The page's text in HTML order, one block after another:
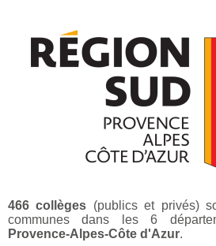
466 collèges (publics et privés)
communes dans les 6
Provence-Alpes-Côte d'Azur.